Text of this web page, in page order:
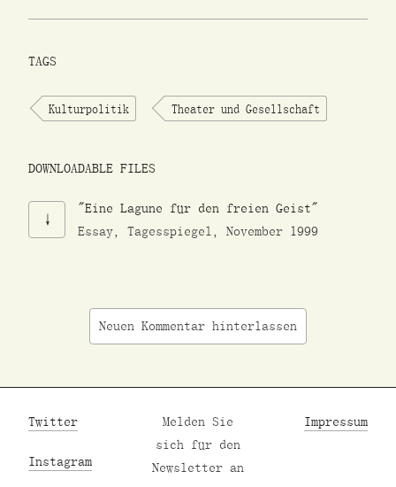
TAGS
Kulturpolitik Theater und Gesellschaft
DOWNLOADABLE FILES
"Eine Lagune für den freien Geist"
Essay, Tagesspiegel, November 1999
Neuen Kommentar hinterlassen
Twitter
Instagram
Melden Sie
sich für den
Newsletter an
Impressum